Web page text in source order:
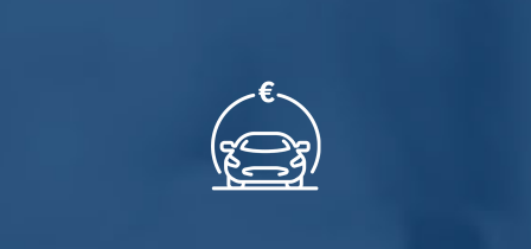
SERVICE TOTALEMENT GRATUIT